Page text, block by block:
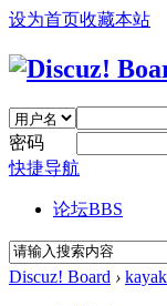
设为首页收藏本站
密码
快捷导航
论坛BBS
Discuz! Board ›